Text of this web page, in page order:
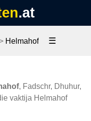
.at
Helmahof ☰
, Fadschr, Dhuhur,
vaktija Helmahof